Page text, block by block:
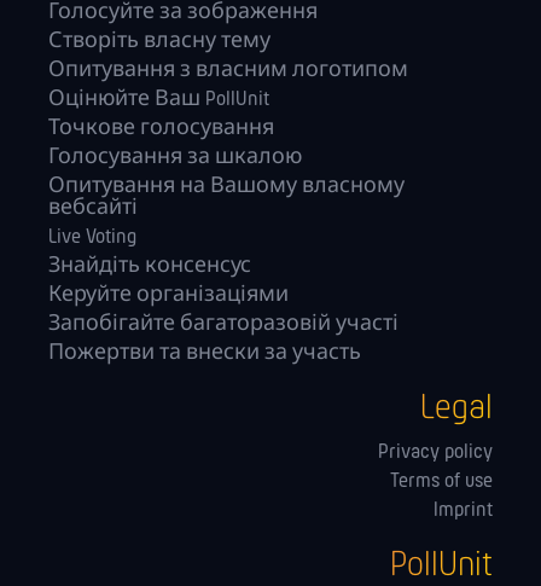
Голосуйте за зображення
Створіть власну тему
Опитування з власним логотипом
Оцінюйте Ваш PollUnit
Точкове голосування
Голосування за шкалою
Опитування на Вашому власному
вебсайті
Live Voting
Знайдіть консенсус
Керуйте орга­нізаціями
Запобігайте багаторазовій участі
Пожертви та внески за участь
Legal
Privacy policy
Terms of use
Imprint
PollUnit